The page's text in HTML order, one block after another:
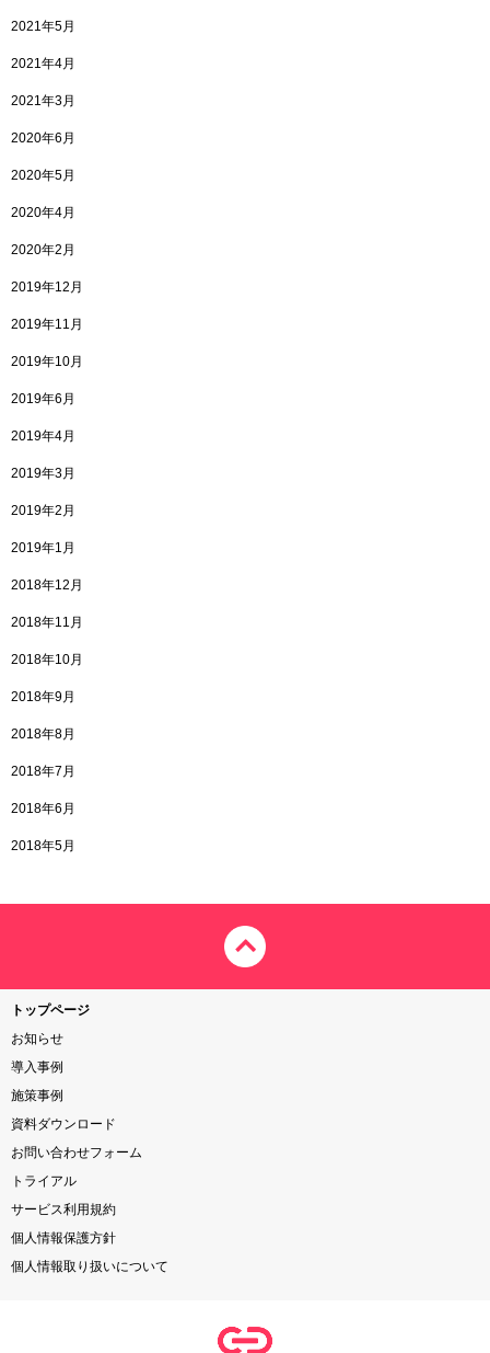
2021年5月
2021年4月
2021年3月
2020年6月
2020年5月
2020年4月
2020年2月
2019年12月
2019年11月
2019年10月
2019年6月
2019年4月
2019年3月
2019年2月
2019年1月
2018年12月
2018年11月
2018年10月
2018年9月
2018年8月
2018年7月
2018年6月
2018年5月
トップページ
お知らせ
導入事例
施策事例
資料ダウンロード
お問い合わせフォーム
トライアル
サービス利用規約
個人情報保護方針
個人情報取り扱いについて